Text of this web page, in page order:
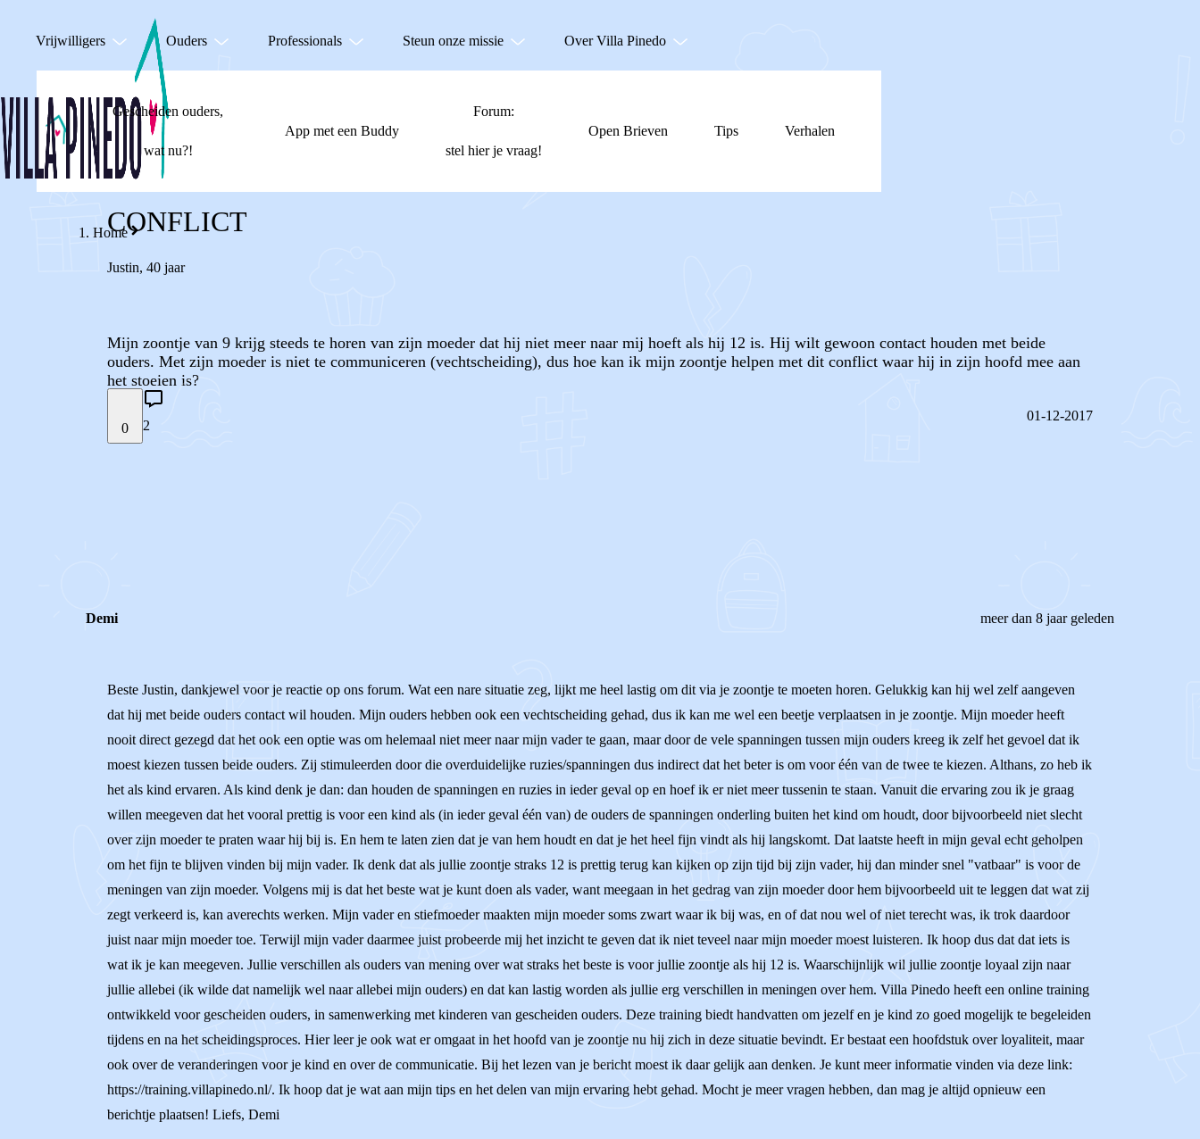
Vrijwilligers Ouders Professionals Steun onze missie Over Villa Pinedo
Gescheiden ouders,
wat nu?!
App met een Buddy
Forum:
stel hier je vraag!
Open Brieven Tips Verhalen
Home
CONFLICT
Justin, 40 jaar
Mijn zoontje van 9 krijg steeds te horen van zijn moeder dat hij niet meer naar mij hoeft als hij 12 is. Hij wilt gewoon contact houden met beide
ouders. Met zijn moeder is niet te communiceren (vechtscheiding), dus hoe kan ik mijn zoontje helpen met dit conflict waar hij in zijn hoofd mee aan
het stoeien is?
0 2
01-12-2017
Demi meer dan 8 jaar geleden
Beste Justin, dankjewel voor je reactie op ons forum. Wat een nare situatie zeg, lijkt me heel lastig om dit via je zoontje te moeten horen. Gelukkig kan hij wel zelf aangeven
dat hij met beide ouders contact wil houden. Mijn ouders hebben ook een vechtscheiding gehad, dus ik kan me wel een beetje verplaatsen in je zoontje. Mijn moeder heeft
nooit direct gezegd dat het ook een optie was om helemaal niet meer naar mijn vader te gaan, maar door de vele spanningen tussen mijn ouders kreeg ik zelf het gevoel dat ik
moest kiezen tussen beide ouders. Zij stimuleerden door die overduidelijke ruzies/spanningen dus indirect dat het beter is om voor één van de twee te kiezen. Althans, zo heb ik
het als kind ervaren. Als kind denk je dan: dan houden de spanningen en ruzies in ieder geval op en hoef ik er niet meer tussenin te staan. Vanuit die ervaring zou ik je graag
willen meegeven dat het vooral prettig is voor een kind als (in ieder geval één van) de ouders de spanningen onderling buiten het kind om houdt, door bijvoorbeeld niet slecht
over zijn moeder te praten waar hij bij is. En hem te laten zien dat je van hem houdt en dat je het heel fijn vindt als hij langskomt. Dat laatste heeft in mijn geval echt geholpen
om het fijn te blijven vinden bij mijn vader. Ik denk dat als jullie zoontje straks 12 is prettig terug kan kijken op zijn tijd bij zijn vader, hij dan minder snel "vatbaar" is voor de
meningen van zijn moeder. Volgens mij is dat het beste wat je kunt doen als vader, want meegaan in het gedrag van zijn moeder door hem bijvoorbeeld uit te leggen dat wat zij
zegt verkeerd is, kan averechts werken. Mijn vader en stiefmoeder maakten mijn moeder soms zwart waar ik bij was, en of dat nou wel of niet terecht was, ik trok daardoor
juist naar mijn moeder toe. Terwijl mijn vader daarmee juist probeerde mij het inzicht te geven dat ik niet teveel naar mijn moeder moest luisteren. Ik hoop dus dat dat iets is
wat ik je kan meegeven. Jullie verschillen als ouders van mening over wat straks het beste is voor jullie zoontje als hij 12 is. Waarschijnlijk wil jullie zoontje loyaal zijn naar
jullie allebei (ik wilde dat namelijk wel naar allebei mijn ouders) en dat kan lastig worden als jullie erg verschillen in meningen over hem. Villa Pinedo heeft een online training
ontwikkeld voor gescheiden ouders, in samenwerking met kinderen van gescheiden ouders. Deze training biedt handvatten om jezelf en je kind zo goed mogelijk te begeleiden
tijdens en na het scheidingsproces. Hier leer je ook wat er omgaat in het hoofd van je zoontje nu hij zich in deze situatie bevindt. Er bestaat een hoofdstuk over loyaliteit, maar
ook over de veranderingen voor je kind en over de communicatie. Bij het lezen van je bericht moest ik daar gelijk aan denken. Je kunt meer informatie vinden via deze link:
https://training.villapinedo.nl/. Ik hoop dat je wat aan mijn tips en het delen van mijn ervaring hebt gehad. Mocht je meer vragen hebben, dan mag je altijd opnieuw een
berichtje plaatsen! Liefs, Demi